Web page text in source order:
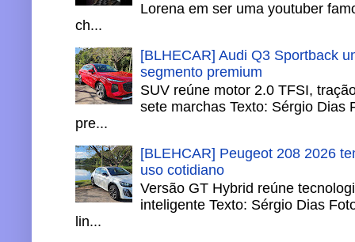
Lorena em ser uma youtuber
ch...
[BLHECAR] Audi Q3 Sportback
segmento premium
SUV reúne motor 2.0 TFSI,
sete marchas Texto: Sérgio Dias
pre...
[BLEHCAR] Peugeot 208 2026
uso cotidiano
Versão GT Hybrid reúne
inteligente Texto: Sérgio Dias
lin...